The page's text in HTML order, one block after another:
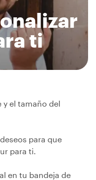
ti
y el tamaño del
para que
para ti.
en tu bandeja de